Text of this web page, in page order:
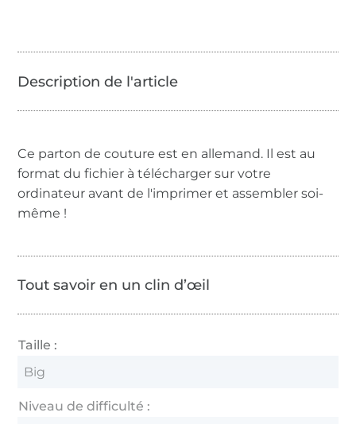
Ce parton de couture est en allemand. Il est au
format du fichier à télécharger sur votre
ordinateur avant de l'imprimer et assembler soi-
même !
Tout savoir en un clin d’œil
Taille :
Big
Niveau de difficulté :